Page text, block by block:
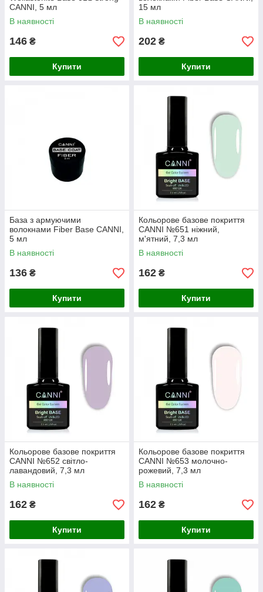
CANNI, 5 мл
В наявності
146 ₴
Купити
15 мл
В наявності
202 ₴
Купити
База з армуючими
волокнами Fiber Base CANNI,
5 мл
В наявності
136 ₴
Купити
Кольорове базове покриття
CANNI №651 ніжний,
м'ятний, 7,3 мл
В наявності
162 ₴
Купити
Кольорове базове покриття
CANNI №652 світло-
лавандовий, 7,3 мл
В наявності
162 ₴
Купити
Кольорове базове покриття
CANNI №653 молочно-
рожевий, 7,3 мл
В наявності
162 ₴
Купити